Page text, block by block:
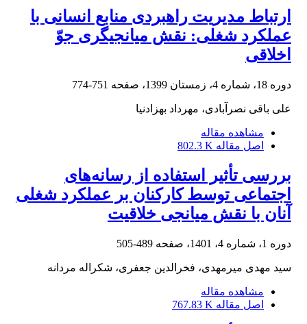
ارتباط مدیریت راهبردی منابع انسانی با
عملکرد شغلی: نقش میانجیگری جوّ
اخلاقی
دوره 18، شماره 4، زمستان 1399، صفحه 751-774
علی باقی نصرآبادی، مهرداد بهزادنیا
مشاهده مقاله
اصل مقاله 802.3 K
بررسی تأثیر استفاده از رسانه‌های
اجتماعی توسط کارکنان بر عملکرد شغلی
آنان با نقش میانجی خلاقیت
دوره 1، شماره 4، 1401، صفحه 489-505
سید مهدی میرمهدی، فخرالدین جعفری، شکراله مردانه
مشاهده مقاله
اصل مقاله 767.83 K